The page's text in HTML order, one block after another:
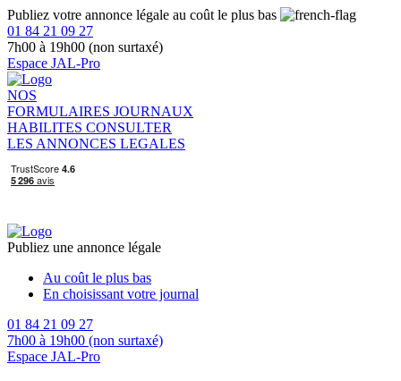
Publiez votre annonce légale au coût le plus bas
01 84 21 09 27
7h00 à 19h00 (non surtaxé)
Espace JAL-Pro
NOS
FORMULAIRES JOURNAUX
HABILITES CONSULTER
LES ANNONCES LEGALES
Publiez une annonce légale
Au coût le plus bas
En choisissant votre journal
01 84 21 09 27
7h00 à 19h00 (non surtaxé)
Espace JAL-Pro